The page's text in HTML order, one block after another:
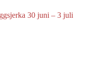
30 juni – 3 juli